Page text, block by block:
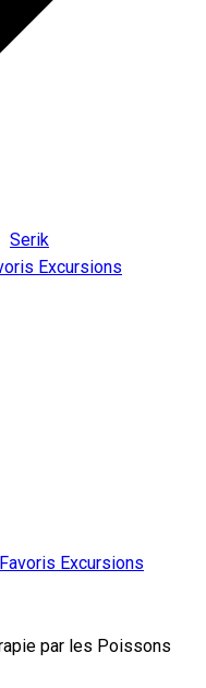
Serik
Excursions
Excursions
par les Poissons